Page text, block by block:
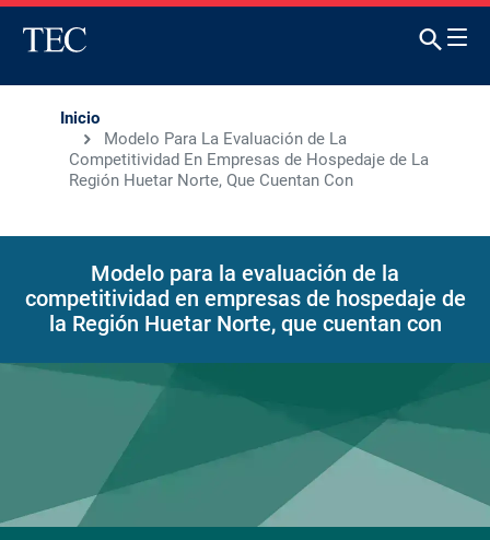
Inicio
Modelo Para La Evaluación de La
Competitividad En Empresas de Hospedaje de La
Región Huetar Norte, Que Cuentan Con
Modelo para la evaluación de la
competitividad en empresas de hospedaje de
la Región Huetar Norte, que cuentan con